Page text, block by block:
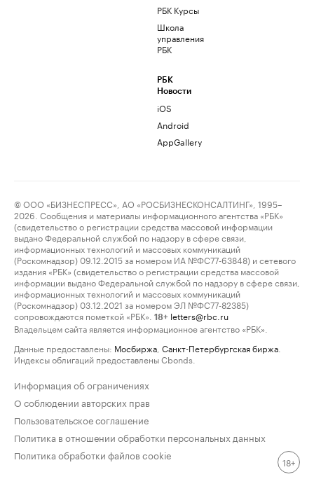
РБК Курсы
Школа
управления
РБК
РБК
Новости
iOS
Android
AppGallery
© ООО «БИЗНЕСПРЕСС», АО «РОСБИЗНЕСКОНСАЛТИНГ», 1995–
2026. Сообщения и материалы информационного агентства «РБК»
(свидетельство о регистрации средства массовой информации
выдано Федеральной службой по надзору в сфере связи,
информационных технологий и массовых коммуникаций
(Роскомнадзор) 09.12.2015 за номером ИА №ФС77-63848) и сетевого
издания «РБК» (свидетельство о регистрации средства массовой
информации выдано Федеральной службой по надзору в сфере связи,
информационных технологий и массовых коммуникаций
(Роскомнадзор) 03.12.2021 за номером ЭЛ №ФС77-82385)
сопровождаются пометкой «РБК».
18+ letters@rbc.ru
Владельцем сайта является информационное агентство «РБК».
Данные предоставлены: Мосбиржа Санкт-Петербургская биржа
Индексы облигаций предоставлены Cbonds.
Информация об ограничениях
О соблюдении авторских прав
Пользовательское соглашение
Политика в отношении обработки персональных данных
Политика обработки файлов cookie
18+